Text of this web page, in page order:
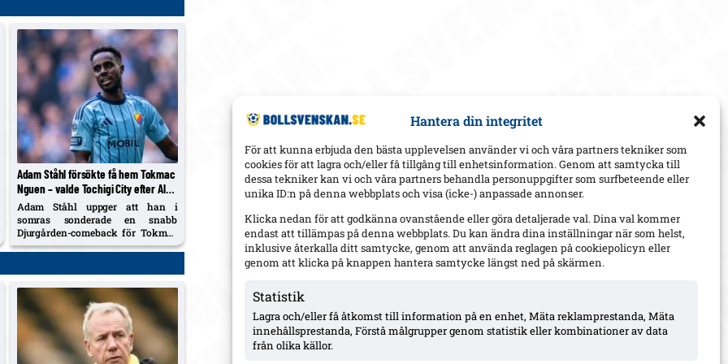
Hantera din integritet
För att kunna erbjuda den bästa upplevelsen använder vi och våra partners tekniker som
cookies för att lagra och/eller få tillgång till enhetsinformation. Genom att samtycka till
dessa tekniker kan vi och våra partners behandla personuppgifter som surfbeteende eller
unika ID:n på denna webbplats och visa (icke-) anpassade annonser.
Klicka nedan för att godkänna ovanstående eller göra detaljerade val. Dina val kommer
endast att tillämpas på denna webbplats. Du kan ändra dina inställningar när som helst,
inklusive återkalla ditt samtycke, genom att använda reglagen på cookiepolicyn eller
genom att klicka på knappen hantera samtycke längst ned på skärmen.
Statistik
Lagra och/eller få åtkomst till information på en enhet, Mäta reklamprestanda, Mäta
innehållsprestanda, Förstå målgrupper genom statistik eller kombinationer av data
från olika källor.
Adam Ståhl försökte få hem Tokmac
Nguen – valde Tochigi City efter Al
Akhdouds degradering
Adam Ståhl uppger att han i
somras sonderade en snabb
Djurgården-comeback för Tokmac
Nguen. 32-åringen lämnade Al